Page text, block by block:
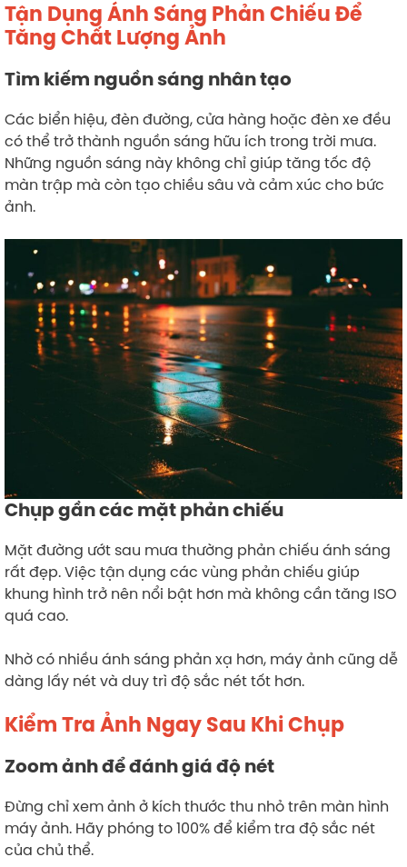
Tận Dụng Ánh Sáng Phản Chiếu Để
Tăng Chất Lượng Ảnh
Tìm kiếm nguồn sáng nhân tạo
Các biển hiệu, đèn đường, cửa hàng hoặc đèn xe đều
có thể trở thành nguồn sáng hữu ích trong trời mưa.
Những nguồn sáng này không chỉ giúp tăng tốc độ
màn trập mà còn tạo chiều sâu và cảm xúc cho bức
ảnh.
Chụp gần các mặt phản chiếu
Mặt đường ướt sau mưa thường phản chiếu ánh sáng
rất đẹp. Việc tận dụng các vùng phản chiếu giúp
khung hình trở nên nổi bật hơn mà không cần tăng ISO
quá cao.
Nhờ có nhiều ánh sáng phản xạ hơn, máy ảnh cũng dễ
dàng lấy nét và duy trì độ sắc nét tốt hơn.
Kiểm Tra Ảnh Ngay Sau Khi Chụp
Zoom ảnh để đánh giá độ nét
Đừng chỉ xem ảnh ở kích thước thu nhỏ trên màn hình
máy ảnh. Hãy phóng to 100% để kiểm tra độ sắc nét
của chủ thể.